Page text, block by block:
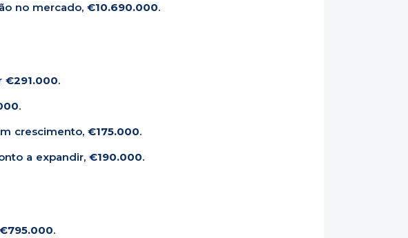
no mercado, €10.690.000.
€291.000.
.
crescimento, €175.000.
a expandir, €190.000.
€795.000.